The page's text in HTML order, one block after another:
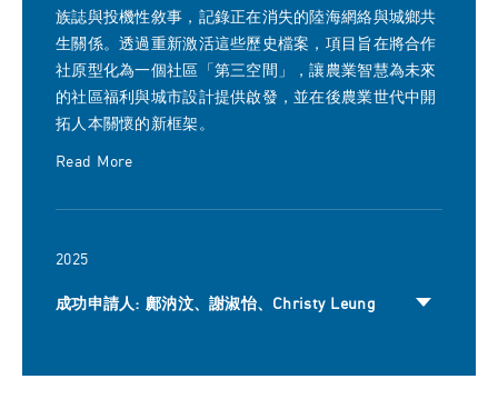
族誌與投機性敘事，記錄正在消失的陸海網絡與城鄉共
生關係。透過重新激活這些歷史檔案，項目旨在將合作
社原型化為一個社區「第三空間」，讓農業智慧為未來
的社區福利與城市設計提供啟發，並在後農業世代中開
拓人本關懷的新框架。
Read More
2025
成功申請人: 鄺汭汶、謝淑怡、Christy Leung